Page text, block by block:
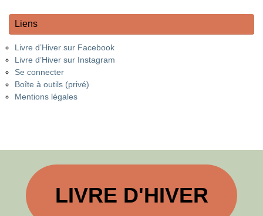
Liens
Livre d’Hiver sur Facebook
Livre d’Hiver sur Instagram
Se connecter
Boîte à outils (privé)
Mentions légales
LIVRE D'HIVER